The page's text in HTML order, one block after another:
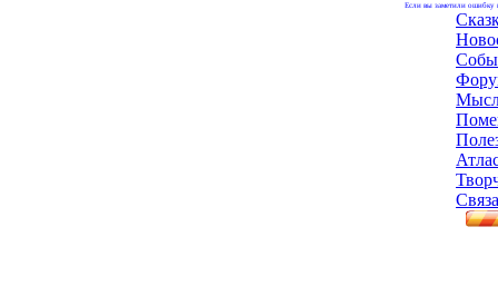
Если вы заметили ошибку